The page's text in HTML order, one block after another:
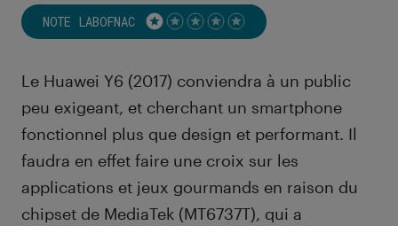
NOTE LABOFNAC Noté 1 étoiles sur 5
Le Huawei Y6 (2017) conviendra à un public
peu exigeant, et cherchant un smartphone
fonctionnel plus que design et performant. Il
faudra en effet faire une croix sur les
applications et jeux gourmands en raison du
chipset de MediaTek (MT6737T), qui a